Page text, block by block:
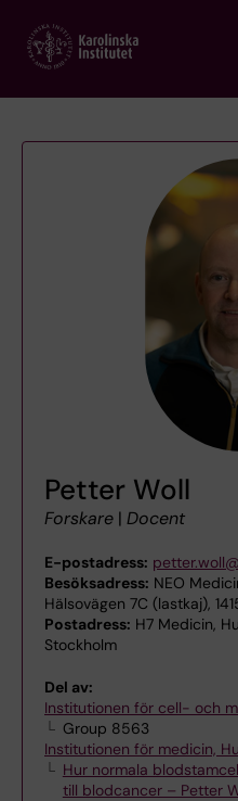
main
Petter Woll
Forskare | Docent
E-postadress:
Besöksadress: NEO
Hälsovägen 7C (lastkaj),
Postadress: H7 Medicin,
Stockholm
Del av:
Institutionen för cell- och
Group 8563
Institutionen för medicin,
Hur normala
till blodcancer – Petter